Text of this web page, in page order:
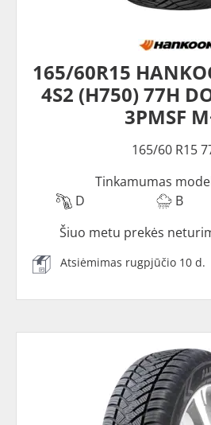
165/60R15
4S2 (H750) 77H
3PMSF
165/60 R15
Tinkamumas
D
B
Šiuo metu prekės
Atsiėmimas rugpjūčio 10 d.